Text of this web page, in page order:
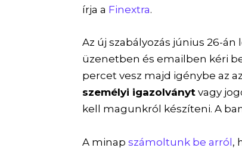
írja a Finextra.
Az új szabályozás június 26-
üzenetben és emailben kéri
percet vesz majd igénybe az
személyi igazolványt vagy
kell magunkról készíteni. A
A minapszámoltunk be arról,